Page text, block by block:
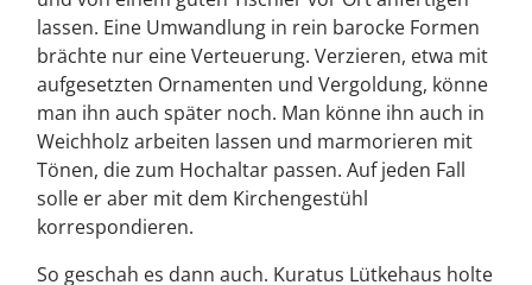
lassen. Eine Umwandlung in rein barocke Formen
brächte nur eine Verteuerung. Verzieren, etwa mit
aufgesetzten Ornamenten und Vergoldung, könne
man ihn auch später noch. Man könne ihn auch in
Weichholz arbeiten lassen und marmorieren mit
Tönen, die zum Hochaltar passen. Auf jeden Fall
solle er aber mit dem Kirchengestühl
korrespondieren.
So geschah es dann auch. Kuratus Lütkehaus holte